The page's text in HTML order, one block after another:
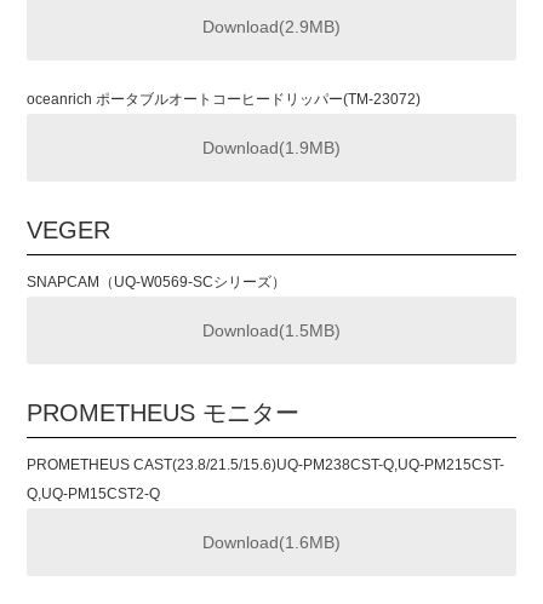
Download(2.9MB)
oceanrich ポータブルオートコーヒー ドリッパー(TM-23072)
Download(1.9MB)
VEGER
SNAPCAM（UQ-W0569-SCシリーズ）
Download(1.5MB)
PROMETHEUS モニター
PROMETHEUS CAST(23.8/21.5/15.6)UQ-PM238CST-Q,UQ-PM215CST-
Q,UQ-PM15CST2-Q
Download(1.6MB)